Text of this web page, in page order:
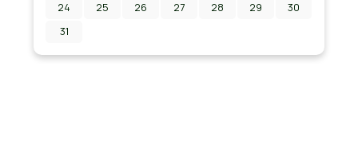
24
25 26 27 28 29
30
31